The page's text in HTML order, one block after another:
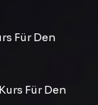
Für Den
Für Den